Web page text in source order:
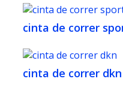
cinta de correr
cinta de correr dkn